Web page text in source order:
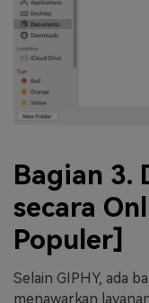
Bagian 3.
secara
Populer]
Selain GIPHY, ada
menawarkan